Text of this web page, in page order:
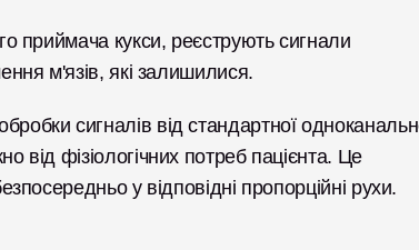
приймача кукси, реєструють сигнали
м'язів, які залишилися.
сигналів від стандартної
фізіологічних потреб пацієнта. Це
у відповідні пропорційні рухи.